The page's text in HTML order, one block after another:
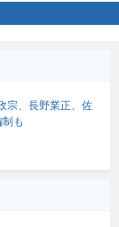
宗、長野業正、佐
も